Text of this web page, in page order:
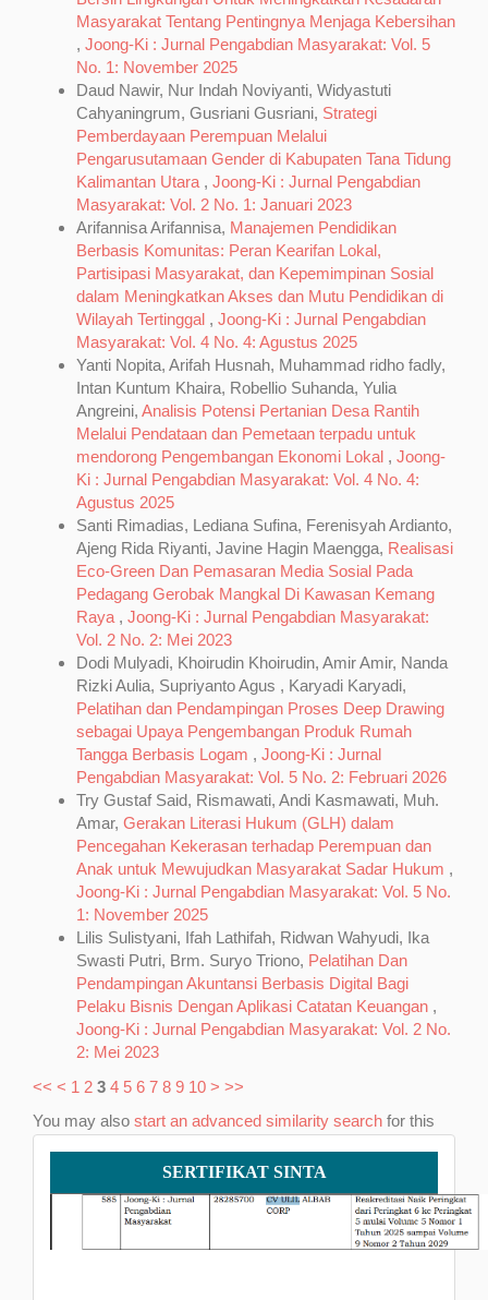
Masyarakat Tentang Pentingnya Menjaga Kebersihan
, Joong-Ki : Jurnal Pengabdian Masyarakat: Vol. 5
No. 1: November 2025
Daud Nawir, Nur Indah Noviyanti, Widyastuti
Cahyaningrum, Gusriani Gusriani, Strategi
Pemberdayaan Perempuan Melalui
Pengarusutamaan Gender di Kabupaten Tana Tidung
Kalimantan Utara , Joong-Ki : Jurnal Pengabdian
Masyarakat: Vol. 2 No. 1: Januari 2023
Arifannisa Arifannisa, Manajemen Pendidikan
Berbasis Komunitas: Peran Kearifan Lokal,
Partisipasi Masyarakat, dan Kepemimpinan Sosial
dalam Meningkatkan Akses dan Mutu Pendidikan di
Wilayah Tertinggal , Joong-Ki : Jurnal Pengabdian
Masyarakat: Vol. 4 No. 4: Agustus 2025
Yanti Nopita, Arifah Husnah, Muhammad ridho fadly,
Intan Kuntum Khaira, Robellio Suhanda, Yulia
Angreini, Analisis Potensi Pertanian Desa Rantih
Melalui Pendataan dan Pemetaan terpadu untuk
mendorong Pengembangan Ekonomi Lokal , Joong-
Ki : Jurnal Pengabdian Masyarakat: Vol. 4 No. 4:
Agustus 2025
Santi Rimadias, Lediana Sufina, Ferenisyah Ardianto,
Ajeng Rida Riyanti, Javine Hagin Maengga, Realisasi
Eco-Green Dan Pemasaran Media Sosial Pada
Pedagang Gerobak Mangkal Di Kawasan Kemang
Raya , Joong-Ki : Jurnal Pengabdian Masyarakat:
Vol. 2 No. 2: Mei 2023
Dodi Mulyadi, Khoirudin Khoirudin, Amir Amir, Nanda
Rizki Aulia, Supriyanto Agus , Karyadi Karyadi,
Pelatihan dan Pendampingan Proses Deep Drawing
sebagai Upaya Pengembangan Produk Rumah
Tangga Berbasis Logam , Joong-Ki : Jurnal
Pengabdian Masyarakat: Vol. 5 No. 2: Februari 2026
Try Gustaf Said, Rismawati, Andi Kasmawati, Muh.
Amar, Gerakan Literasi Hukum (GLH) dalam
Pencegahan Kekerasan terhadap Perempuan dan
Anak untuk Mewujudkan Masyarakat Sadar Hukum ,
Joong-Ki : Jurnal Pengabdian Masyarakat: Vol. 5 No.
1: November 2025
Lilis Sulistyani, Ifah Lathifah, Ridwan Wahyudi, Ika
Swasti Putri, Brm. Suryo Triono, Pelatihan Dan
Pendampingan Akuntansi Berbasis Digital Bagi
Pelaku Bisnis Dengan Aplikasi Catatan Keuangan ,
Joong-Ki : Jurnal Pengabdian Masyarakat: Vol. 2 No.
2: Mei 2023
<< < 1 2 3 4 5 6 7 8 9 10 > >>
You may also start an advanced similarity search for this
Sertifikat
SINTA
SERTIFIKAT SINTA